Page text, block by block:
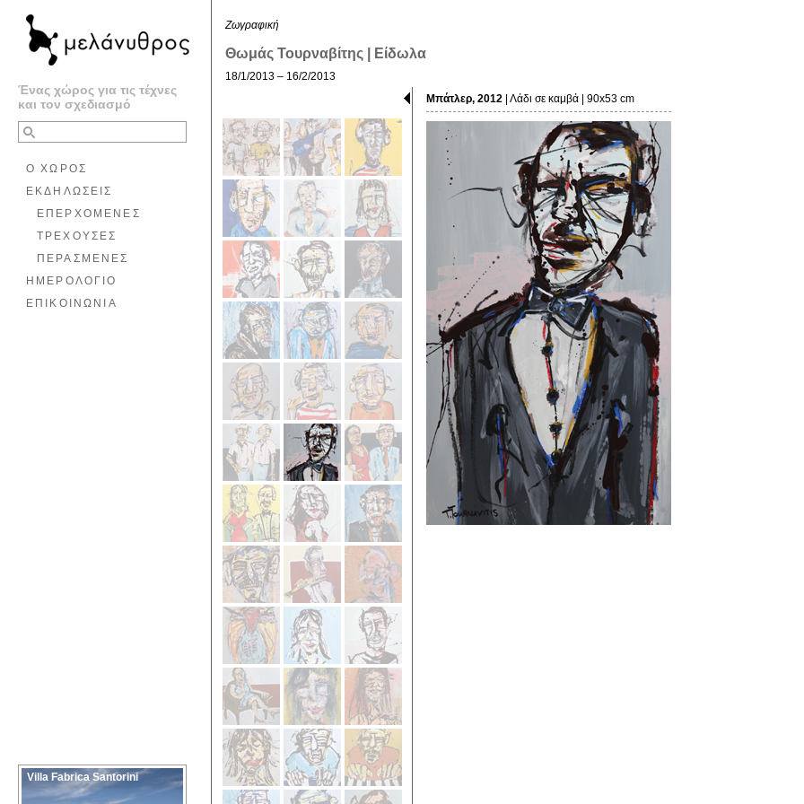
Ένας χώρος για τις τέχνες
και τον σχεδιασμό
Ο ΧΩΡΟΣ
ΕΚΔΗΛΩΣΕΙΣ
ΕΠΕΡΧΟΜΕΝΕΣ
ΤΡΕΧΟΥΣΕΣ
ΠΕΡΑΣΜΕΝΕΣ
ΗΜΕΡΟΛΟΓΙΟ
ΕΠΙΚΟΙΝΩΝΙΑ
Villa Fabrica Santorini
Ζωγραφική
Θωμάς Τουρναβίτης | Είδωλα
18/1/2013 – 16/2/2013
Μπάτλερ, 2012 | Λάδι σε καμβά | 90x53 cm